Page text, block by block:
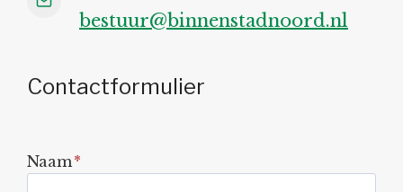
bestuur@binnenstadnoord.nl
Contactformulier
Naam*